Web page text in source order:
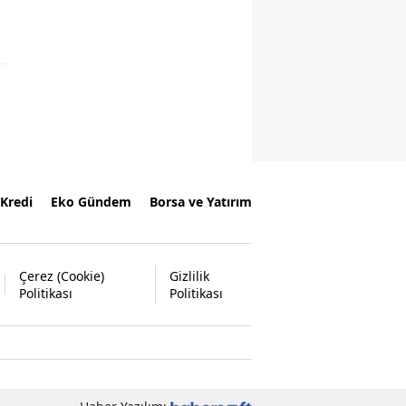
Kredi Eko Gündem Borsa ve Yatırım
Çerez (Cookie)
Politikası
Gizlilik
Politikası